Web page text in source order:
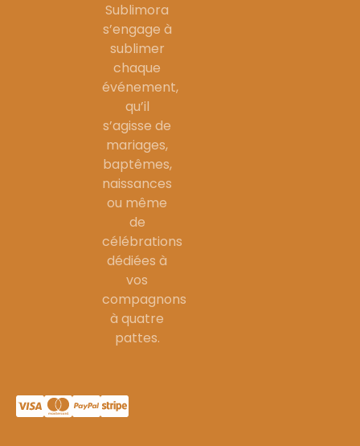
Sublimora
s’engage à
sublimer
chaque
événement,
qu’il
s’agisse de
mariages,
baptêmes,
naissances
ou même
de
célébrations
dédiées à
vos
compagnons
à quatre
pattes.